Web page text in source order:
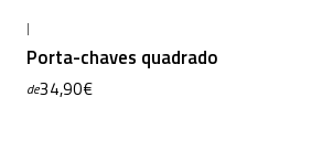
|
Porta-chaves quadrado
de34,90€